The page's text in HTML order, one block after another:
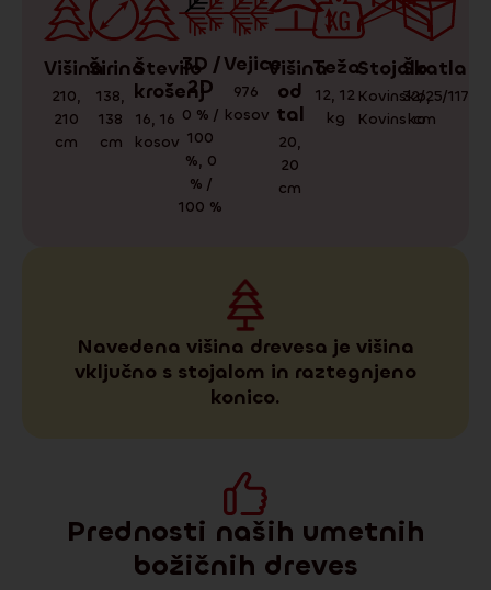
Višina
210,
210
cm
Širina
138,
138
cm
Število
krošenj
16,16
kosov
3D /
2D
0 % /
100
%, 0
% /
100 %
Vejice
976
kosov
Višina
od
tal
20,
20
cm
Teža
12, 12
kg
Stojalo
Kovinsko,
Kovinsko
Škatla
32/25/117
cm
Navedena višina drevesa je višina
vključno s stojalom in raztegnjeno
konico.
Prednosti naših umetnih
božičnih dreves